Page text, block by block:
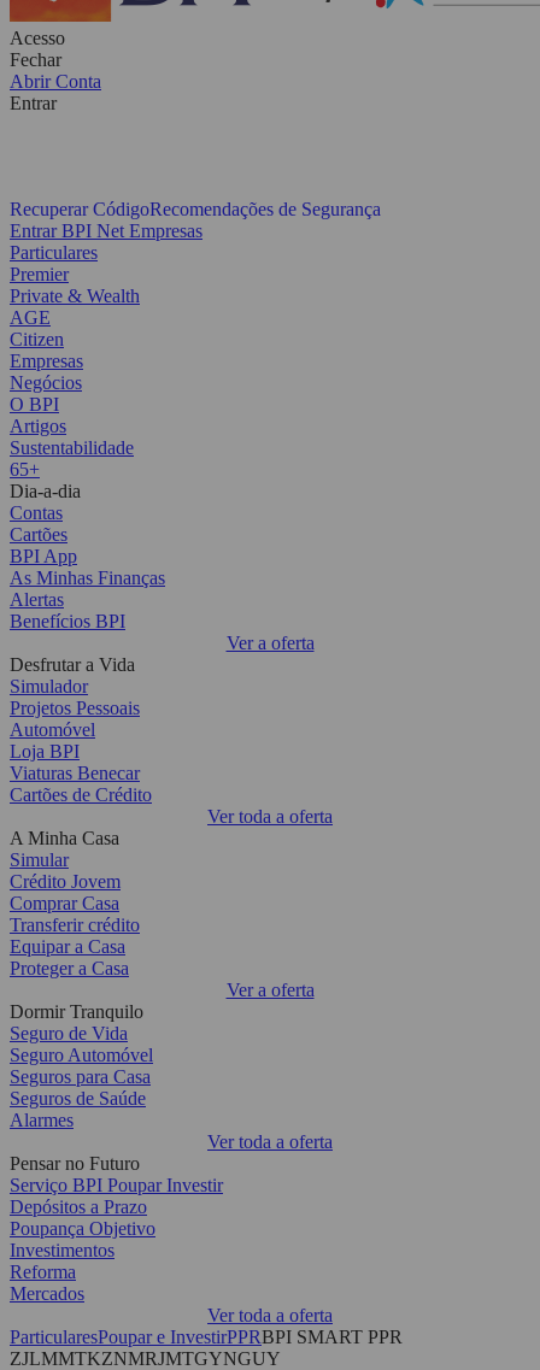
Acesso
Fechar
Abrir Conta
Entrar
Recuperar CódigoRecomendações de Segurança
Entrar BPI Net Empresas
Particulares
Premier
Private & Wealth
AGE
Citizen
Empresas
Negócios
O BPI
Artigos
Sustentabilidade
65+
Dia-a-dia
Contas
Cartões
BPI App
As Minhas Finanças
Alertas
Benefícios BPI
Ver a oferta
Desfrutar a Vida
Simulador
Projetos Pessoais
Automóvel
Loja BPI
Viaturas Benecar
Cartões de Crédito
Ver toda a oferta
A Minha Casa
Simular
Crédito Jovem
Comprar Casa
Transferir crédito
Equipar a Casa
Proteger a Casa
Ver a oferta
Dormir Tranquilo
Seguro de Vida
Seguro Automóvel
Seguros para Casa
Seguros de Saúde
Alarmes
Ver toda a oferta
Pensar no Futuro
Serviço BPI Poupar Investir
Depósitos a Prazo
Poupança Objetivo
Investimentos
Reforma
Mercados
Ver toda a oferta
ParticularesPoupar e InvestirPPRBPI SMART PPR
ZJLMMTKZNMRJMTGYNGUY